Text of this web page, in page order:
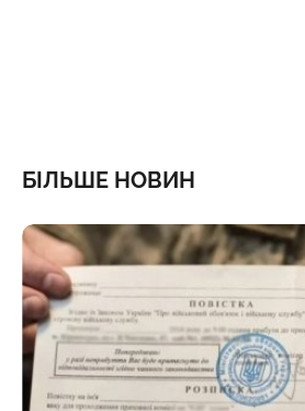
БІЛЬШЕ НОВИН